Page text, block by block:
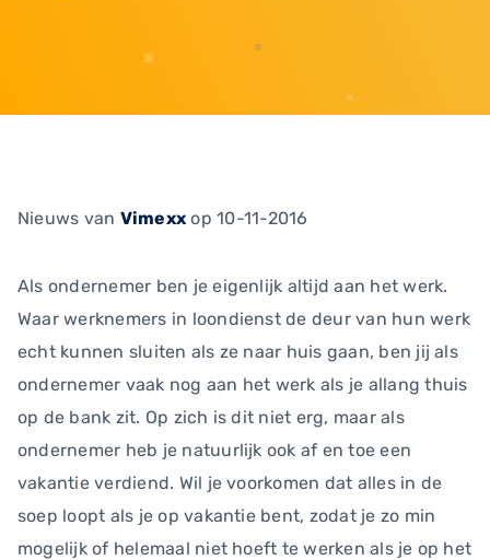
Nieuws van Vimexx op 10-11-2016
Als ondernemer ben je eigenlijk altijd aan het werk.
Waar werknemers in loondienst de deur van hun werk
echt kunnen sluiten als ze naar huis gaan, ben jij als
ondernemer vaak nog aan het werk als je allang thuis
op de bank zit. Op zich is dit niet erg, maar als
ondernemer heb je natuurlijk ook af en toe een
vakantie verdiend. Wil je voorkomen dat alles in de
soep loopt als je op vakantie bent, zodat je zo min
mogelijk of helemaal niet hoeft te werken als je op het